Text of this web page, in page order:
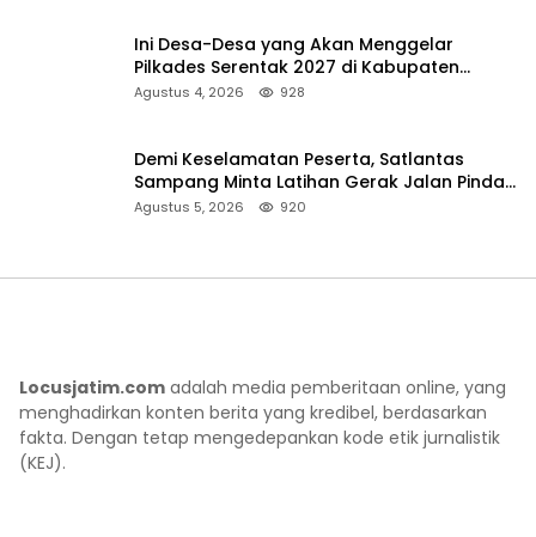
Ini Desa-Desa yang Akan Menggelar
Pilkades Serentak 2027 di Kabupaten
Sumenep
Agustus 4, 2026 928
Demi Keselamatan Peserta, Satlantas
Sampang Minta Latihan Gerak Jalan Pindah
ke Lokasi Aman
Agustus 5, 2026 920
Locusjatim.com adalah media pemberitaan online, yang
menghadirkan konten berita yang kredibel, berdasarkan
fakta. Dengan tetap mengedepankan kode etik jurnalistik
(KEJ).